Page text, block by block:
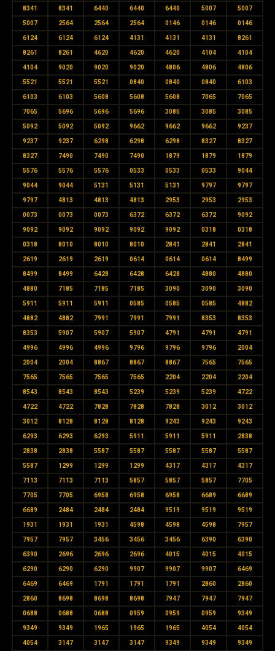
8341 8341 6440 6440 6440 5007 5007
5007 2564 2564 2564 0146 0146 0146
6124 6124 6124 4131 4131 4131 8261
8261 8261 4620 4620 4620 4104 4104
4104 9020 9020 9020 4806 4806 4806
5521 5521 5521 0840 0840 0840 6103
6103 6103 5608 5608 5608 7065 7065
7065 5696 5696 5696 3085 3085 3085
5092 5092 5092 9662 9662 9662 9237
9237 9237 6298 6298 6298 8327 8327
8327 7490 7490 7490 1879 1879 1879
5576 5576 5576 0533 0533 0533 9044
9044 9044 5131 5131 5131 9797 9797
9797 4813 4813 4813 2953 2953 2953
0073 0073 0073 6372 6372 6372 9092
9092 9092 9092 9092 9092 0318 0318
0318 8010 8010 8010 2841 2841 2841
2619 2619 2619 0614 0614 0614 8499
8499 8499 6428 6428 6428 4880 4880
4880 7185 7185 7185 3090 3090 3090
5911 5911 5911 0585 0585 0585 4882
4882 4882 7991 7991 7991 8353 8353
8353 5907 5907 5907 4791 4791 4791
4996 4996 4996 9796 9796 9796 2004
2004 2004 8867 8867 8867 7565 7565
7565 7565 7565 7565 2204 2204 2204
8543 8543 8543 5239 5239 5239 4722
4722 4722 7828 7828 7828 3012 3012
3012 8128 8128 8128 9243 9243 9243
6293 6293 6293 5911 5911 5911 2838
2838 2838 5587 5587 5587 5587 5587
5587 1299 1299 1299 4317 4317 4317
7113 7113 7113 5857 5857 5857 7705
7705 7705 6958 6958 6958 6689 6689
6689 2484 2484 2484 9519 9519 9519
1931 1931 1931 4598 4598 4598 7957
7957 7957 3456 3456 3456 6390 6390
6390 2696 2696 2696 4015 4015 4015
6290 6290 6290 9907 9907 9907 6469
6469 6469 1791 1791 1791 2860 2860
2860 8698 8698 8698 7947 7947 7947
0688 0688 0688 0959 0959 0959 9349
9349 9349 1965 1965 1965 4054 4054
4054 3147 3147 3147 9349 9349 9349